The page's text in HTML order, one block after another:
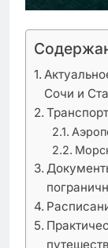
Сочи и